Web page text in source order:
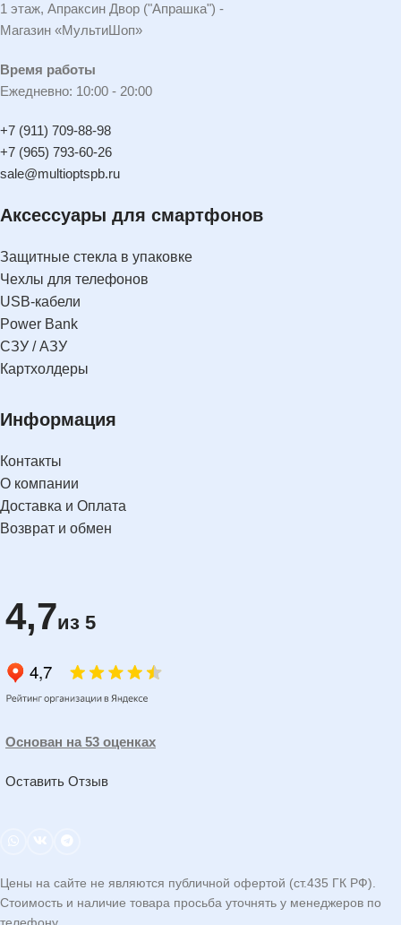
1 этаж, Апраксин Двор ("Апрашка") -
Магазин «МультиШоп»
Время работы
Ежедневно: 10:00 - 20:00
+7 (911) 709-88-98
+7 (965) 793-60-26
sale@multioptspb.ru
Аксессуары для смартфонов
Защитные стекла в упаковке
Чехлы для телефонов
USB-кабели
Power Bank
СЗУ / АЗУ
Картхолдеры
Информация
Контакты
О компании
Доставка и Оплата
Возврат и обмен
4,7из 5
Основан на 53 оценках
Оставить Отзыв
Цены на сайте не являются публичной офертой (ст.435 ГК РФ).
Стоимость и наличие товара просьба уточнять у менеджеров по
телефону.